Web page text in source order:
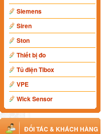
Siemens
Siren
Ston
Thiết bị đo
Tủ điện Tibox
VPE
Wick Sensor
ĐỐI TÁC & KHÁCH HÀNG